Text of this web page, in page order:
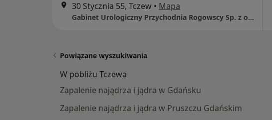
30 Stycznia 55, Tczew • Mapa
Gabinet Urologiczny Przychodnia Rogowscy Sp. z o.o. Sp. k.
Powiązane wyszukiwania
W pobliżu Tczewa
Zapalenie najądrza i jądra w Gdańsku
Zapalenie najądrza i jądra w Pruszczu Gdańskim